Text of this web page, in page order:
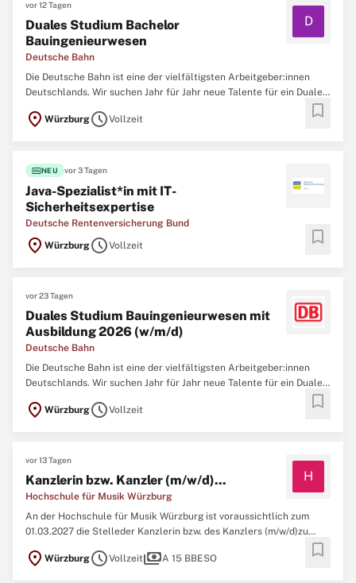
vor 12 Tagen
Duales Studium Bachelor
Bauingenieurwesen
Deutsche Bahn
D
Die Deutsche Bahn ist eine der vielfältigsten Arbeitgeber:innen
Deutschlands. Wir suchen Jahr für Jahr neue Talente für ein Duales
Hochschule studieren: durch die Kombination von Praxis und
location_on WürzburgscheduleVollzeit bookmark
fiber_newNEU vor 3 Tagen
Java-Spezialist*in mit IT-
Sicherheitsexpertise
Deutsche Rentenversicherung Bund
location_on WürzburgscheduleVollzeit bookmark
vor 23 Tagen
Duales Studium Bauingenieurwesen mit
Ausbildung 2026 (w/m/d)
Deutsche Bahn
Die Deutsche Bahn ist eine der vielfältigsten Arbeitgeber:innen
Deutschlands. Wir suchen Jahr für Jahr neue Talente für ein Duales
Hochschule studieren: durch die Kombination von Praxis und
location_on WürzburgscheduleVollzeit bookmark
vor 13 Tagen
Kanzlerin bzw. Kanzler (m/w/d)...
Hochschule für Musik Würzburg
H
An der Hochschule für Musik Würzburg ist voraussichtlich zum
01.03.2027 die Stelleder Kanzlerin bzw. des Kanzlers (m/w/d)zu
besetzen.Die Hochschule für Musik Würzburg ist eine international
renommierte Musikhochschule mit hoher künstlerischer und
location_on WürzburgscheduleVollzeitpaymentsA 15 BBESO bookmark